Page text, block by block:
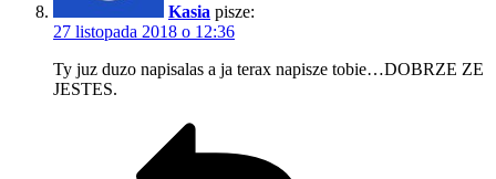
Kasia pisze:
27 listopada 2018 o 12:36
Ty juz duzo napisalas a ja terax napisze tobie…DOBRZE ZE
JESTES.